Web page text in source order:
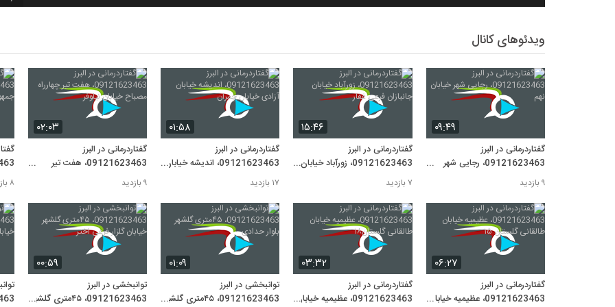
8
10
ویدئوهای کانال
۰۹:۴۹
گفتاردرمانی در البرز
09121623463، رجایی شهر
خیابان نهم۹ بازدید
۱۵:۴۶
گفتاردرمانی در البرز
09121623463، زورآباد خیابان
جانبازان فرعی غفار
۷ بازدید
۰۱:۵۸
گفتاردرمانی در البرز
09121623463، اندیشه خیابان
آزادی خیابان چمران
۱۷ بازدید
۰۲:۰۳
گفتاردرمانی در البرز
09121623463، هفت تیر
چهارراه مصباح خیابان نیلوفر۹ بازدید ۸ بازدید
۰۶:۲۷
گفتاردرمانی در البرز
09121623463، عظیمیه خیابان
۰۳:۳۲
گفتاردرمانی در البرز
09121623463، عظیمیه خیابان
۰۱:۰۹
توانبخشی در البرز
09121623463، ۴۵متری گلشهر
۰۰:۵۹
توانبخشی در البرز
09121623463، ۴۵متری گلشهر